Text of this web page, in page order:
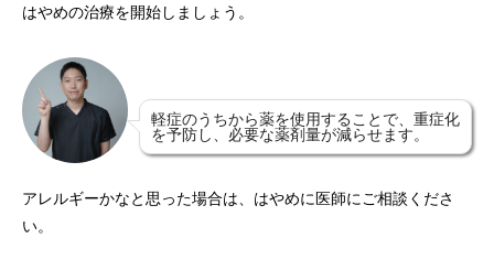
はやめの治療を開始しましょう。
軽症のうちから薬を使用することで、重症化
を予防し、必要な薬剤量が減らせます。
アレルギーかなと思った場合は、はやめに医師にご相談くださ
い。